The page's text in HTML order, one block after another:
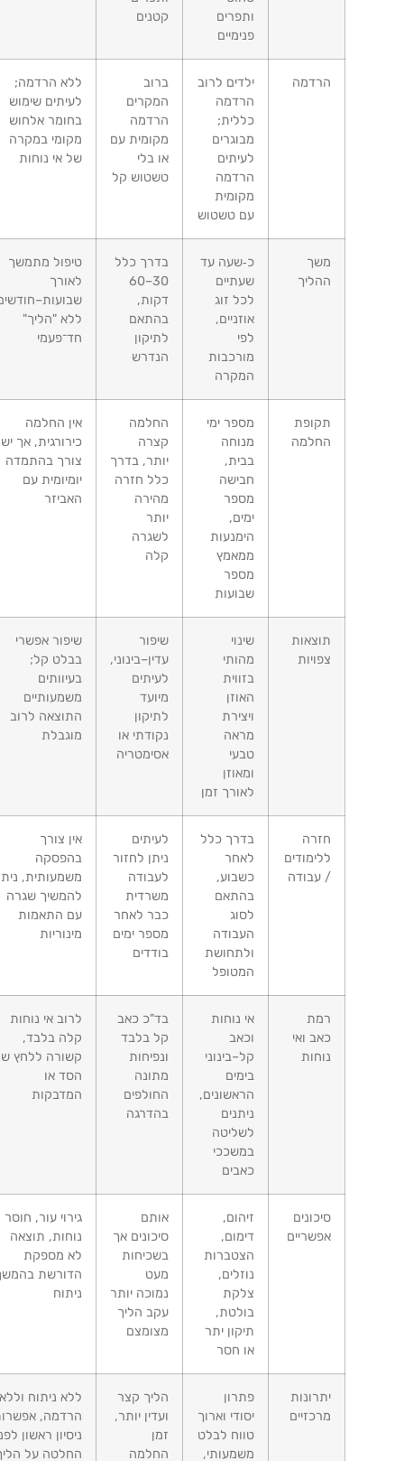
ותפרים
פנימיים
קטנים
הרדמה
ילדים לרוב
הרדמה
כללית;
מבוגרים
לעיתים
הרדמה
מקומית
עם טשטוש
ברוב
המקרים
הרדמה
מקומית עם
או בלי
טשטוש קל
ללא הרדמה;
לעיתים שימוש
בחומר אלחוש
מקומי במקרה
של אי נוחות
משך
ההליך
כ‑שעה עד
שעתיים
לכל זוג
אוזניים,
מורכבות
המקרה
בדרך כלל
30–60
דקות,
בהתאם
לתיקון
הנדרש
טיפול מתמשך
לאורך
שבועות–חודשים,
ללא "הליך"
חד־פעמי
תקופת
החלמה
מספר ימי
מנוחה
בבית,
חבישה
מספר
ימים,
הימנעות
ממאמץ
מספר
שבועות
החלמה
קצרה
יותר, בדרך
כלל חזרה
מהירה
יותר
לשגרה
קלה
אין החלמה
כירורגית, אך יש
צורך בהתמדה
יומיומית עם
האביזר
תוצאות
צפויות
שינוי
מהותי
בזווית
האוזן
ויצירת
מראה
טבעי
ומאוזן
לאורך זמן
שיפור
עדין–בינוני,
לעיתים
מיועד
לתיקון
נקודתי או
אסימטריה
שיפור אפשרי
בבלט קל;
בעיוותים
משמעותיים
התוצאה לרוב
מוגבלת
חזרה
ללימודים
/ עבודה
בדרך כלל
לאחר
כשבוע,
בהתאם
לסוג
העבודה
ולתחושת
המטופל
לעיתים
ניתן לחזור
לעבודה
משרדית
כבר לאחר
מספר ימים
בודדים
אין צורך
בהפסקה
משמעותית, ניתן
להמשיך שגרה
עם התאמות
מינוריות
רמת
כאב ואי
נוחות
אי נוחות
וכאב
קל–בינוני
בימים
הראשונים,
ניתנים
לשליטה
במשככי
כאבים
בד"כ כאב
קל בלבד
ונפיחות
מתונה
החולפים
בהדרגה
לרוב אי נוחות
קלה בלבד,
קשורה ללחץ של
הסד או
המדבקות
סיכונים
אפשריים
זיהום,
דימום,
הצטברות
נוזלים,
צלקת
בולטת,
תיקון יתר
או חסר
אותם
סיכונים אך
בשכיחות
מעט
נמוכה יותר
עקב הליך
מצומצם
גירוי עור, חוסר
נוחות, תוצאה
לא מספקת
הדורשת בהמשך
ניתוח
יתרונות
מרכזיים
פתרון
יסודי וארוך
טווח לבלט
משמעותי,
הליך קצר
ועדין יותר,
החלמה
ללא ניתוח וללא
הרדמה, אפשרות
ניסיון ראשון לפני
החלטה על הליך